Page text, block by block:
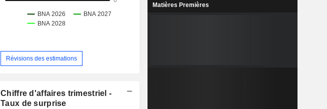
Révisions des estimations
Chiffre d'affaires trimestriel -
Taux de surprise
Matières Premières